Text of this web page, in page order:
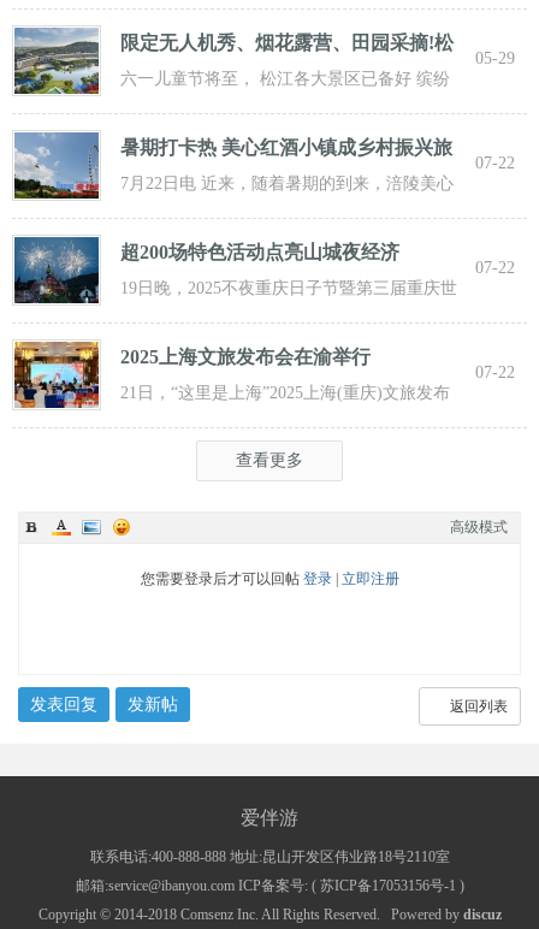
步“复苏” 粉白嫣红的花朵浮于水面 趁花期正
限定无人机秀、烟花露营、田园采摘!松
江遛
六一儿童节将至， 松江各大景区已备好 缤纷
活动与超值福利， 从主题乐土到田园乡野，
05-29
暑期打卡热 美心红酒小镇成乡村振兴旅
游新
7月22日电 近来，随着暑期的到来，涪陵美心
红酒小镇迎来了大批游客前来打卡，
07-22
超200场特色活动点亮山城夜经济
19日晚，2025不夜重庆日子节暨第三届重庆世
界啤酒文化节发动活动在重庆市九龙坡
07-22
2025上海文旅发布会在渝举行
21日，“这里是上海”2025上海(重庆)文旅发布
会在渝举行，全方位展示上海文旅
07-22
查看更多
高级模式
您需要登录后才可以回帖 登录| 立即注册
发表回复 发新帖 返回列表
爱伴游
联系电话:400-888-888 地址:昆山开发区伟业路18号2110室
邮箱:service@ibanyou.com ICP备案号: ( 苏ICP备17053156号-1 )
Copyright © 2014-2018 Comsenz Inc. All Rights Reserved. Powered by discuz